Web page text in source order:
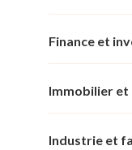
Finance et
Immobilier
Industrie et